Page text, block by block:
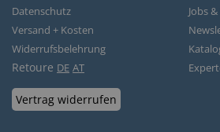
Datenschutz
Versand + Kosten
Widerrufsbelehrung
Retoure DE AT
Vertrag widerrufen
Jobs